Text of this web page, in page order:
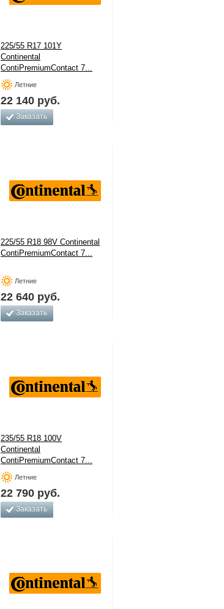
225/55 R17 101Y
Continental
ContiPremiumContact 7...
Летние
22 140 руб.
Заказать
225/55 R18 98V Continental
ContiPremiumContact 7...
Летние
22 640 руб.
Заказать
235/55 R18 100V
Continental
ContiPremiumContact 7...
Летние
22 790 руб.
Заказать